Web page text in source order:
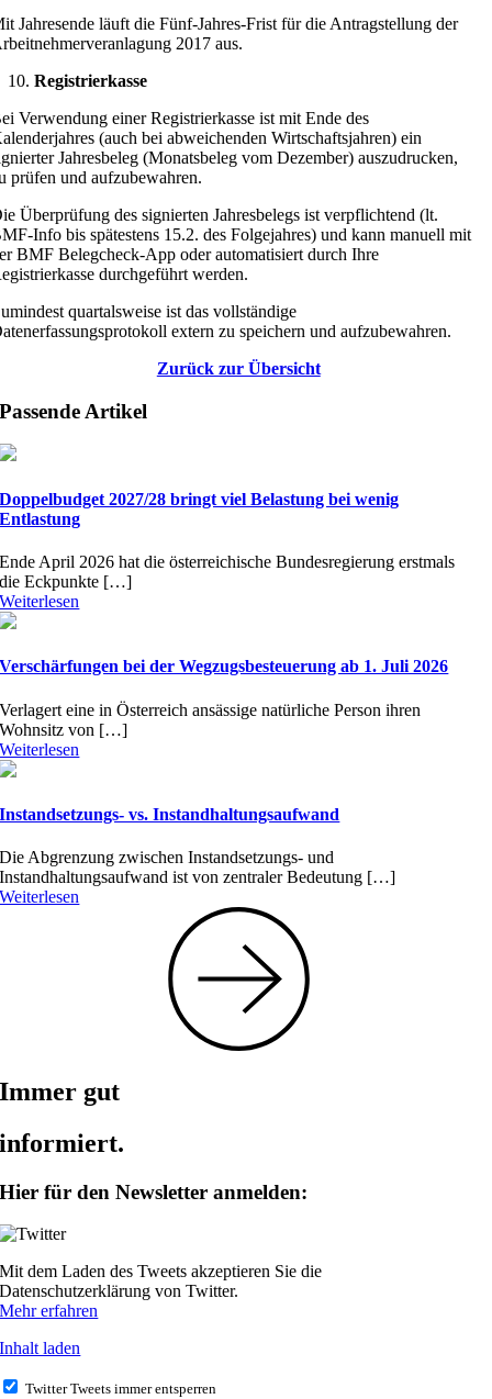
Jahresende läuft die Fünf-Jahres-Frist für die Antragstellung der
2017 aus.
Registrierkasse
Verwendung einer Registrierkasse ist mit Ende des
(auch bei abweichenden Wirtschaftsjahren) ein
Jahresbeleg (Monatsbeleg vom Dezember) auszudrucken,
prüfen und aufzubewahren.
Überprüfung des signierten Jahresbelegs ist verpflichtend (lt.
Info bis spätestens 15.2. des Folgejahres) und kann manuell mit
BMF Belegcheck-App oder automatisiert durch Ihre
durchgeführt werden.
quartalsweise ist das vollständige
extern zu speichern und aufzubewahren.
Zurück zur Übersicht
Passende Artikel
Doppelbudget 2027/28 bringt viel Belastung bei wenig
Entlastung
Ende April 2026 hat die österreichische Bundesregierung erstmals
die Eckpunkte […]
Weiterlesen
Verschärfungen bei der Wegzugsbesteuerung ab 1. Juli 2026
Verlagert eine in Österreich ansässige natürliche Person ihren
Wohnsitz von […]
Weiterlesen
Instandsetzungs- vs. Instandhaltungsaufwand
Die Abgrenzung zwischen Instandsetzungs- und
Instandhaltungsaufwand ist von zentraler Bedeutung […]
Weiterlesen
Immer gut
informiert.
Hier für den Newsletter anmelden:
Mit dem Laden des Tweets akzeptieren Sie die
Datenschutzerklärung von Twitter.
Mehr erfahren
Inhalt laden
Twitter Tweets immer entsperren